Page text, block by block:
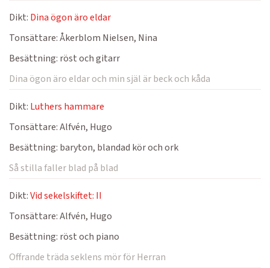
Dikt: Dina ögon äro eldar
Tonsättare:Åkerblom Nielsen, Nina
Besättning: röst och gitarr
Dina ögon äro eldar och min själ är beck och kåda
Dikt: Luthers hammare
Tonsättare:Alfvén, Hugo
Besättning: baryton, blandad kör och ork
Så stilla faller blad på blad
Dikt:Vid sekelskiftet: II
Tonsättare:Alfvén, Hugo
Besättning: röst och piano
Offrande träda seklens mör för Herran